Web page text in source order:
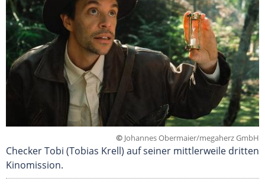
© Johannes Obermaier/megaherz GmbH
Checker Tobi (Tobias Krell) auf seiner mittlerweile dritten
Kinomission.